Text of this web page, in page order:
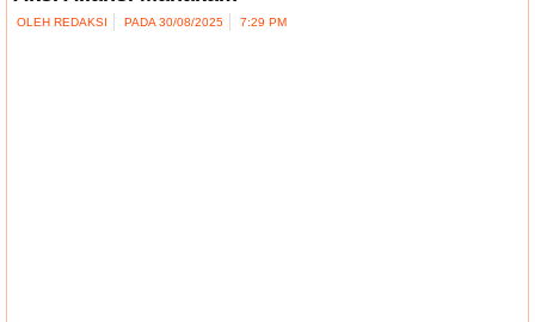
OLEH REDAKSI PADA 30/08/2025 7:29 PM